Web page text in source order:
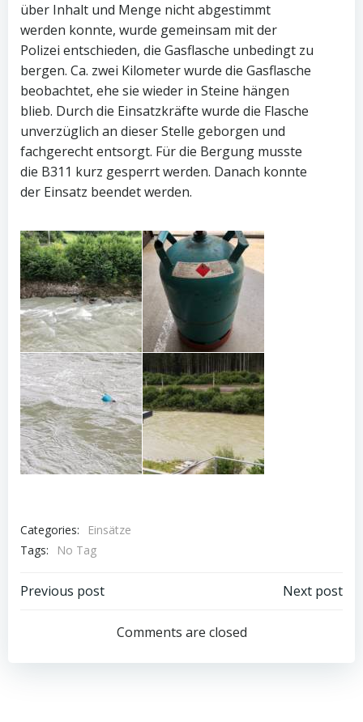
über Inhalt und Menge nicht abgestimmt
werden konnte, wurde gemeinsam mit der
Polizei entschieden, die Gasflasche unbedingt zu
bergen. Ca. zwei Kilometer wurde die Gasflasche
beobachtet, ehe sie wieder in Steine hängen
blieb. Durch die Einsatzkräfte wurde die Flasche
unverzüglich an dieser Stelle geborgen und
fachgerecht entsorgt. Für die Bergung musste
die B311 kurz gesperrt werden. Danach konnte
der Einsatz beendet werden.
Categories:
Einsätze
Tags:
No Tag
Post
navigation
Previous post
navigation
Next post
Comments are closed